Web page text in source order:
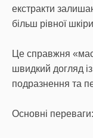
екстракти
більш рівної
Це справжня
швидкий догляд
подразнення та
Основні переваги: